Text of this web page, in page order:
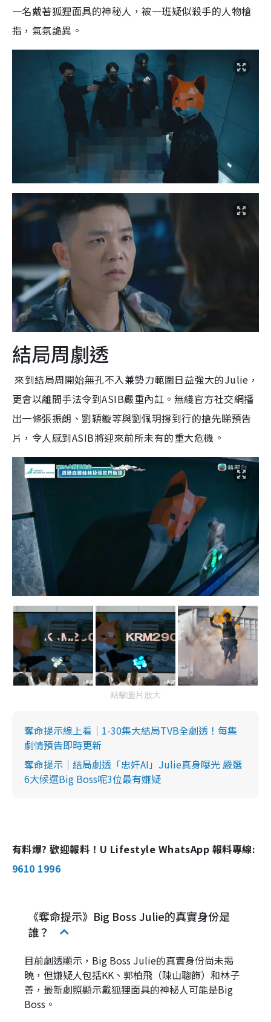
一名戴著狐狸面具的神秘人，被一班疑似殺手的人物槍
指，氣氛詭異。
結局周劇透
來到結局周開始無孔不入兼勢力範圍日益強大的Julie，
更會以離間手法令到ASIB嚴重內訌。無綫官方社交網播
出一條張振朗、劉穎鏇等與劉佩玥撐到行的搶先睇預告
片，令人感到ASIB將迎來前所未有的重大危機。
點擊圖片放大
奪命提示線上看｜1-30集大結局TVB全劇透！每集
劇情預告即時更新
奪命提示｜結局劇透「忠奸AI」Julie真身曝光 嚴選
6大候選Big Boss呢3位最有嫌疑
有料爆? 歡迎報料！U Lifestyle WhatsApp 報料專線:
9610 1996
《奪命提示》Big Boss Julie的真實身份是
誰？
目前劇透顯示，Big Boss Julie的真實身份尚未揭
曉，但嫌疑人包括KK、郭柏飛（陳山聰飾）和林子
善，最新劇照顯示戴狐狸面具的神秘人可能是Big
Boss。